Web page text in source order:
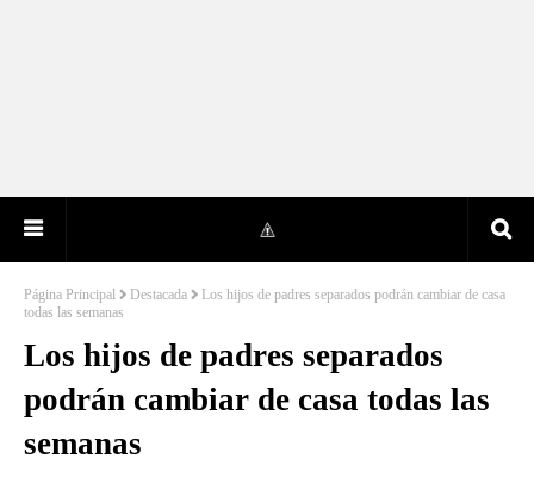
Página Principal Destacada
Los hijos de padres separados podrán cambiar de casa
todas las semanas
Los hijos de padres separados
podrán cambiar de casa todas las
semanas